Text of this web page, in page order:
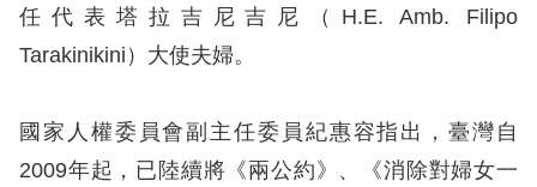
息
業
務
任代表塔拉吉尼吉尼（H.E. Amb. Filipo
Tarakinikini）大使夫婦。
國家人權委員會副主任委員紀惠容指出，臺灣自
2009年起，已陸續將《兩公約》、《消除對婦女一